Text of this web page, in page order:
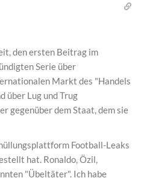
den ersten Beitrag im
Serie über
Markt des "Handels
über Lug und Trug
gegenüber dem Staat, dem sie
Football-Leaks
hat. Ronaldo, Özil,
"Übeltäter". Ich habe